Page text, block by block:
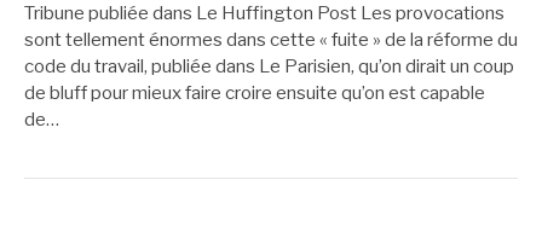
Tribune publiée dans Le Huffington Post Les provocations
sont tellement énormes dans cette « fuite » de la réforme du
code du travail, publiée dans Le Parisien, qu’on dirait un coup
de bluff pour mieux faire croire ensuite qu’on est capable
de…